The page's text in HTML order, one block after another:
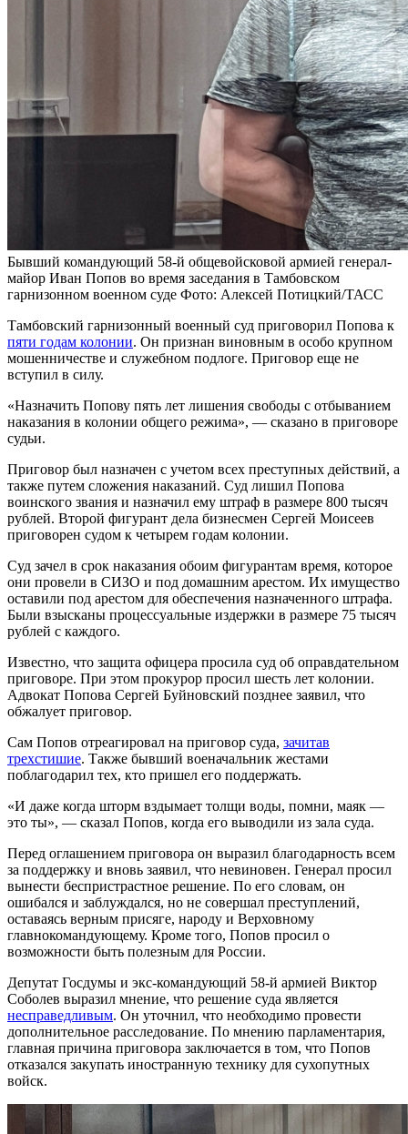
Бывший командующий 58-й общевойсковой армией генерал-
майор Иван Попов во время заседания в Тамбовском
гарнизонном военном суде Фото: Алексей Потицкий/ТАСС
Тамбовский гарнизонный военный суд приговорил Попова к
пяти годам колонии. Он признан виновным в особо крупном
мошенничестве и служебном подлоге. Приговор еще не
вступил в силу.
«Назначить Попову пять лет лишения свободы с отбыванием
наказания в колонии общего режима», — сказано в приговоре
судьи.
Приговор был назначен с учетом всех преступных действий, а
также путем сложения наказаний. Суд лишил Попова
воинского звания и назначил ему штраф в размере 800 тысяч
рублей. Второй фигурант дела бизнесмен Сергей Моисеев
приговорен судом к четырем годам колонии.
Суд зачел в срок наказания обоим фигурантам время, которое
они провели в СИЗО и под домашним арестом. Их имущество
оставили под арестом для обеспечения назначенного штрафа.
Были взысканы процессуальные издержки в размере 75 тысяч
рублей с каждого.
Известно, что защита офицера просила суд об оправдательном
приговоре. При этом прокурор просил шесть лет колонии.
Адвокат Попова Сергей Буйновский позднее заявил, что
обжалует приговор.
Сам Попов отреагировал на приговор суда, зачитав
трехстишие. Также бывший военачальник жестами
поблагодарил тех, кто пришел его поддержать.
«И даже когда шторм вздымает толщи воды, помни, маяк —
это ты», — сказал Попов, когда его выводили из зала суда.
Перед оглашением приговора он выразил благодарность всем
за поддержку и вновь заявил, что невиновен. Генерал просил
вынести беспристрастное решение. По его словам, он
ошибался и заблуждался, но не совершал преступлений,
оставаясь верным присяге, народу и Верховному
главнокомандующему. Кроме того, Попов просил о
возможности быть полезным для России.
Депутат Госдумы и экс-командующий 58-й армией Виктор
Соболев выразил мнение, что решение суда является
несправедливым. Он уточнил, что необходимо провести
дополнительное расследование. По мнению парламентария,
главная причина приговора заключается в том, что Попов
отказался закупать иностранную технику для сухопутных
войск.